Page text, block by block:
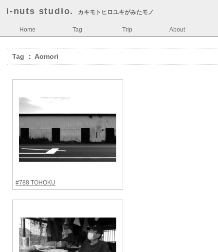
i-nuts studio. カキモトヒロユキがみたモノ
Home Tag Trip About
Tag ： Aomori
#788 TOHOKU